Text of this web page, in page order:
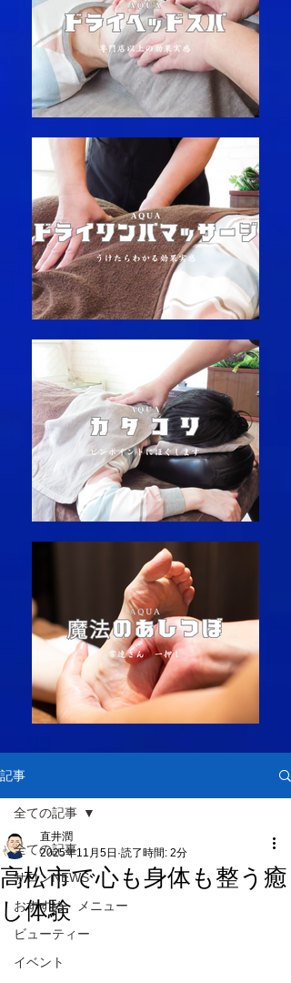
記事
全ての記事
サロンNEWS
おすすめ メニュー
ビューティー
イベント
全ての記事
高松市で心も身体も整う癒
し体験
直井潤
2025年11月5日 読了時間: 2分